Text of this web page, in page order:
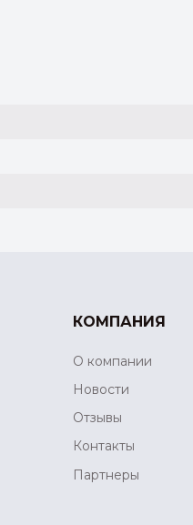
КОМПАНИЯ
О компании
Новости
Отзывы
Контакты
Партнеры